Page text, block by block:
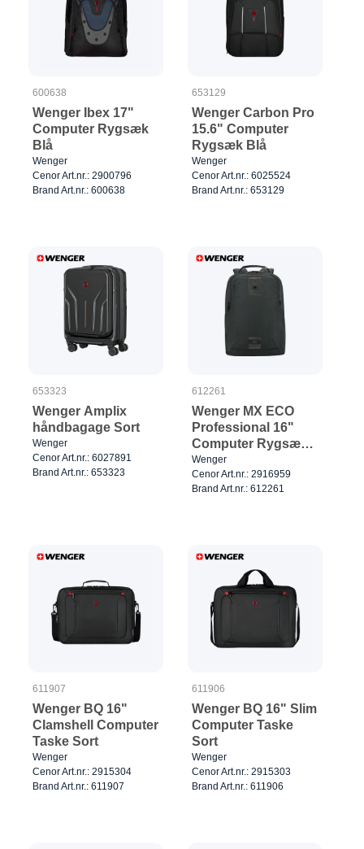
600638
Wenger Ibex 17"
Computer Rygsæk
Blå
Wenger
Cenor Art.nr.: 2900796
Brand Art.nr.: 600638
653129
Wenger Carbon Pro
15.6" Computer
Rygsæk Blå
Wenger
Cenor Art.nr.: 6025524
Brand Art.nr.: 653129
653323
Wenger Amplix
håndbagage Sort
Wenger
Cenor Art.nr.: 6027891
Brand Art.nr.: 653323
612261
Wenger MX ECO
Professional 16"
Computer Rygsæk
Sort
Wenger
Cenor Art.nr.: 2916959
Brand Art.nr.: 612261
611907
Wenger BQ 16"
Clamshell Computer
Taske Sort
Wenger
Cenor Art.nr.: 2915304
Brand Art.nr.: 611907
611906
Wenger BQ 16" Slim
Computer Taske
Sort
Wenger
Cenor Art.nr.: 2915303
Brand Art.nr.: 611906